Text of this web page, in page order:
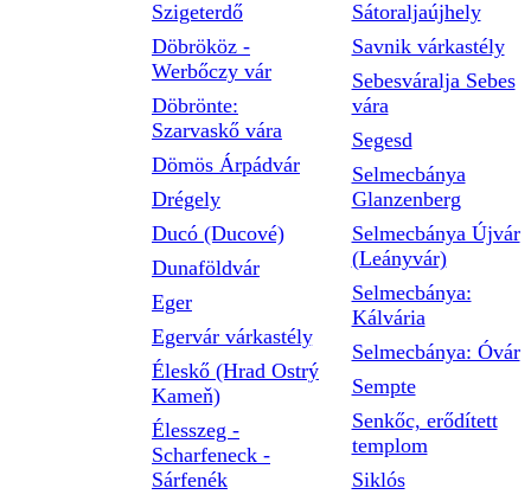
Szigeterdő
Döbrököz -
Werbőczy vár
Döbrönte:
Szarvaskő vára
Dömös Árpádvár
Drégely
Ducó (Ducové)
Dunaföldvár
Eger
Egervár várkastély
Éleskő (Hrad Ostrý
Kameň)
Élesszeg -
Scharfeneck -
Sárfenék
Sátoraljaújhely
Savnik várkastély
Sebesváralja Sebes
vára
Segesd
Selmecbánya
Glanzenberg
Selmecbánya Újvár
(Leányvár)
Selmecbánya:
Kálvária
Selmecbánya: Óvár
Sempte
Senkőc, erődített
templom
Siklós